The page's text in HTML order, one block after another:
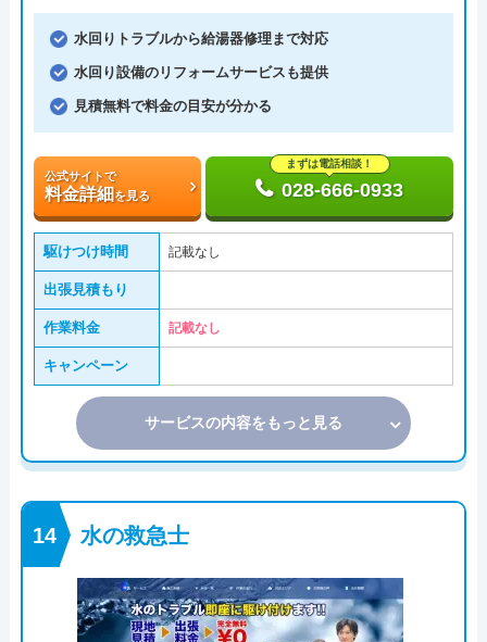
水回りトラブルから給湯器修理まで対応
水回り設備のリフォームサービスも提供
見積無料で料金の目安が分かる
公式サイトで
料金詳細を見る
まずは電話相談！
028-666-0933
駆けつけ時間 記載なし
出張見積もり
作業料金 記載なし
キャンペーン
サービスの内容をもっと見る
水の救急士